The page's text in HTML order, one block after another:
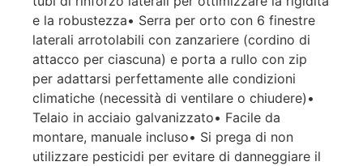
e la robustezza• Serra per orto con 6 finestre
laterali arrotolabili con zanzariere (cordino di
attacco per ciascuna) e porta a rullo con zip
per adattarsi perfettamente alle condizioni
climatiche (necessità di ventilare o chiudere)•
Telaio in acciaio galvanizzato• Facile da
montare, manuale incluso• Si prega di non
utilizzare pesticidi per evitare di danneggiare il